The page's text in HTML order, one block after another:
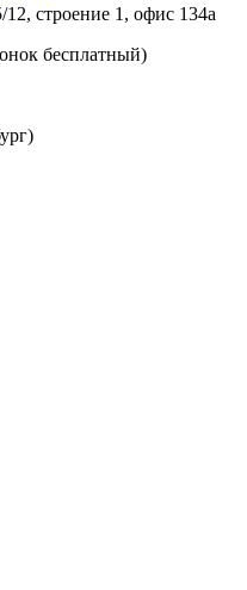
строение 1, офис 134а
бесплатный)